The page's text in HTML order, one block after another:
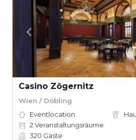
Casino Zögernitz
Wien / Döbling
Eventlocation
2 Veranstaltungsräume
320 Gäste